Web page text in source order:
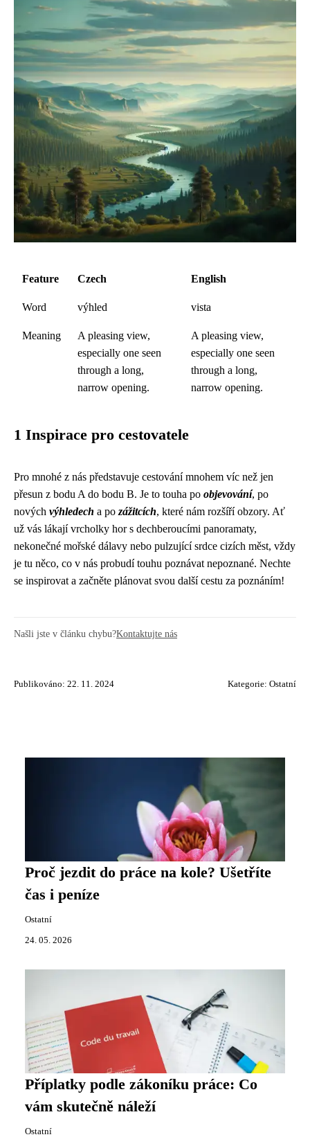
Feature Czech English
Word výhled vista
Meaning
A pleasing view,
especially one seen
through a long,
narrow opening.
A pleasing view,
especially one seen
through a long,
narrow opening.
1 Inspirace pro cestovatele
Pro mnohé z nás představuje cestování mnohem víc než jen
přesun z bodu A do bodu B. Je to touha po objevování, po
nových výhledech a po zážitcích, které nám rozšíří obzory. Ať
už vás lákají vrcholky hor s dechberoucími panoramaty,
nekonečné mořské dálavy nebo pulzující srdce cizích měst, vždy
je tu něco, co v nás probudí touhu poznávat nepoznané. Nechte
se inspirovat a začněte plánovat svou další cestu za poznáním!
Našli jste v článku chybu?Kontaktujte nás
Publikováno: 22. 11. 2024 Kategorie: Ostatní
Proč jezdit do práce na kole? Ušetříte
čas i peníze
Ostatní
24. 05. 2026
Příplatky podle zákoníku práce: Co
vám skutečně náleží
Ostatní